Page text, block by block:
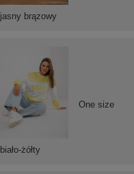
jasny brązowy
biało-żółty
One size